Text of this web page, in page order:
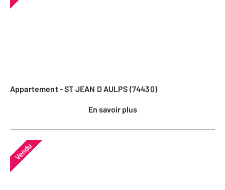
Appartement - ST JEAN D AULPS (74430)
En savoir plus
Vendu